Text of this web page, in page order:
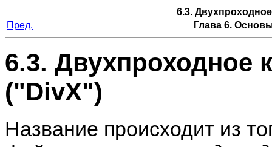
6.3.
Пред.
Глава 6.
6.3. Двухпроходное
("DivX")
Название происходит из